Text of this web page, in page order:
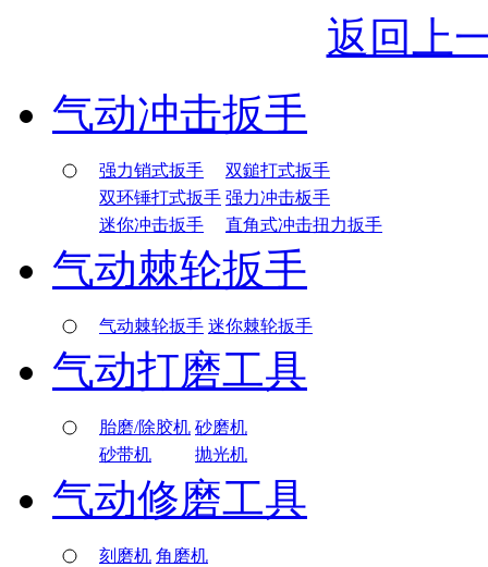
返回上
气动冲击扳手
强力销式扳手
双鎚打式扳手
双环锤打式扳手 强力冲击板手
迷你冲击扳手
直角式冲击扭力扳手
气动棘轮扳手
气动棘轮扳手 迷你棘轮扳手
气动打磨工具
胎磨/除胶机 砂磨机
砂带机
抛光机
气动修磨工具
刻磨机 角磨机